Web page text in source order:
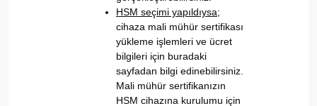
HSM seçimi yapıldıysa;
cihaza mali mühür sertifikası
yükleme işlemleri ve ücret
bilgileri için buradaki
sayfadan bilgi edinebilirsiniz.
Mali mühür sertifikanızın
HSM cihazına kurulumu için